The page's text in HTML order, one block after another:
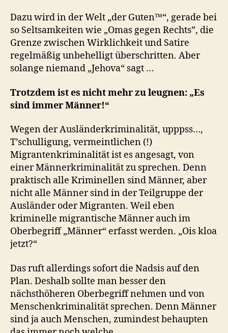
Dazu wird in der Welt „der Guten™“, gerade bei
so Seltsamkeiten wie „Omas gegen Rechts”, die
Grenze zwischen Wirklichkeit und Satire
regelmäßig unbehelligt überschritten. Aber
solange niemand „Jehova“ sagt …
Trotzdem ist es nicht mehr zu leugnen: „Es
sind immer Männer!“
Wegen der Ausländerkriminalität, upppss…,
T’schulligung, vermeintlichen (!)
Migrantenkriminalität ist es angesagt, von
einer Männerkriminalität zu sprechen. Denn
praktisch alle Kriminellen sind Männer, aber
nicht alle Männer sind in der Teilgruppe der
Ausländer oder Migranten. Weil eben
kriminelle migrantische Männer auch im
Oberbegriff „Männer“ erfasst werden. „Ois kloa
jetzt?“
Das ruft allerdings sofort die Nadsis auf den
Plan. Deshalb sollte man besser den
nächsthöheren Oberbegriff nehmen und von
Menschenkriminalität sprechen. Denn Männer
sind ja auch Menschen, zumindest behaupten